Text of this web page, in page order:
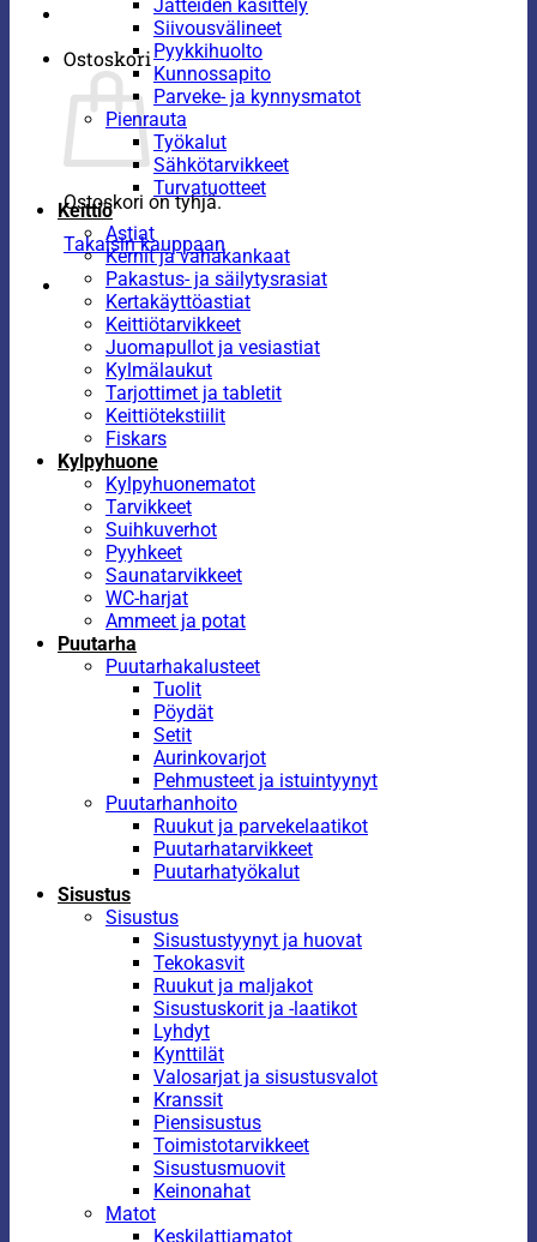
Ostoskori
Ostoskori on tyhjä.
Takaisin kauppaan
Jätteiden käsittely
Siivousvälineet
Pyykkihuolto
Kunnossapito
Parveke- ja kynnysmatot
Pienrauta
Työkalut
Sähkötarvikkeet
Turvatuotteet
Keittiö
Astiat
Kernit ja vahakankaat
Pakastus- ja säilytysrasiat
Kertakäyttöastiat
Keittiötarvikkeet
Juomapullot ja vesiastiat
Kylmälaukut
Tarjottimet ja tabletit
Keittiötekstiilit
Fiskars
Kylpyhuone
Kylpyhuonematot
Tarvikkeet
Suihkuverhot
Pyyhkeet
Saunatarvikkeet
WC-harjat
Ammeet ja potat
Puutarha
Puutarhakalusteet
Tuolit
Pöydät
Setit
Aurinkovarjot
Pehmusteet ja istuintyynyt
Puutarhanhoito
Ruukut ja parvekelaatikot
Puutarhatarvikkeet
Puutarhatyökalut
Sisustus
Sisustus
Sisustustyynyt ja huovat
Tekokasvit
Ruukut ja maljakot
Sisustuskorit ja -laatikot
Lyhdyt
Kynttilät
Valosarjat ja sisustusvalot
Kranssit
Piensisustus
Toimistotarvikkeet
Sisustusmuovit
Keinonahat
Matot
Keskilattiamatot